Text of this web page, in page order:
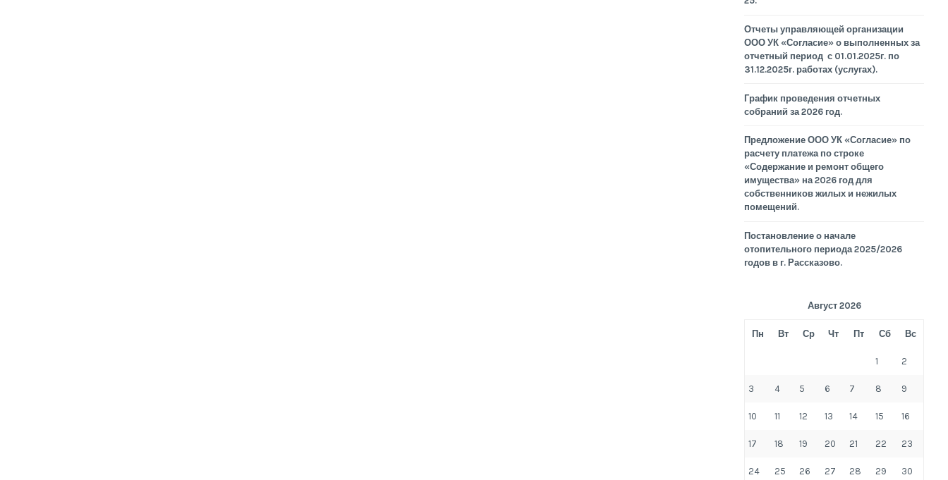
Отчеты управляющей организации
ООО УК «Согласие» о выполненных за
отчетный период с 01.01.2025г. по
31.12.2025г. работах (услугах).
График проведения отчетных
собраний за 2026 год.
Предложение ООО УК «Согласие» по
расчету платежа по строке
«Содержание и ремонт общего
имущества» на 2026 год для
собственников жилых и нежилых
помещений.
Постановление о начале
отопительного периода 2025/2026
годов в г. Рассказово.
Август 2026
Пн Вт Ср Чт Пт Сб Вс
1 2
3 4 5 6 7 8 9
10 11 12 13 14 15 16
17 18 19 20 21 22 23
24 25 26 27 28 29 30